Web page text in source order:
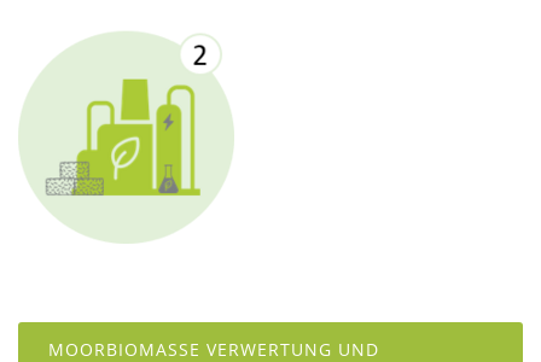
MOORBIOMASSE VERWERTUNG UND